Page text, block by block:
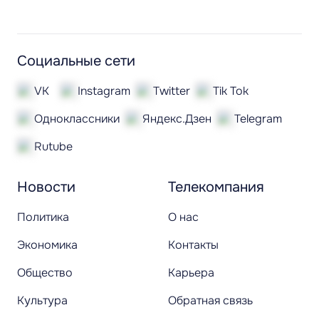
Новости
Политика
Экономика
Общество
Культура
Телекомпания
О нас
Контакты
Карьера
Обратная связь
Социальные сети
VK Instagram Twitter
Tik Tok
Одноклассники
Яндекс.Дзен
Telegram
Rutube